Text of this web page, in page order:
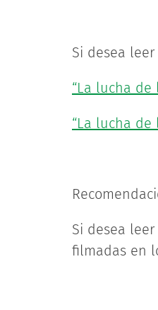
Si desea
“La lucha de
“La lucha de
Si desea
filmadas en